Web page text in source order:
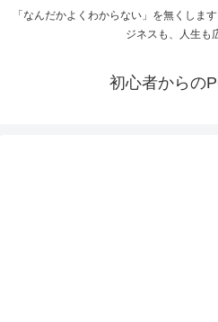
「なんだかよくわからない」を無くしま
ジネスも、人生も
初心者からの